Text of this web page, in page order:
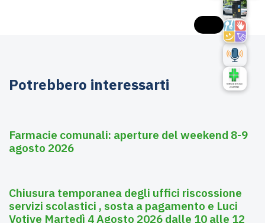
Potrebbero interessarti
Farmacie comunali: aperture del weekend 8-9
agosto 2026
Chiusura temporanea degli uffici riscossione
servizi scolastici , sosta a pagamento e Luci
Votive Martedì 4 Agosto 2026 dalle 10 alle 12